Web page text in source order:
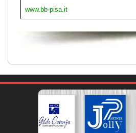
www.bb-pisa.it